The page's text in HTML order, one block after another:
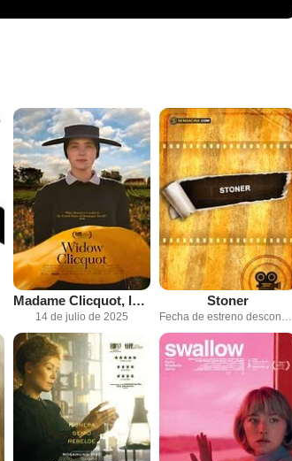
Madame Clicquot, la gran dama del champagne
14 de julio de 2025
Stoner
Fecha de estreno desconocida